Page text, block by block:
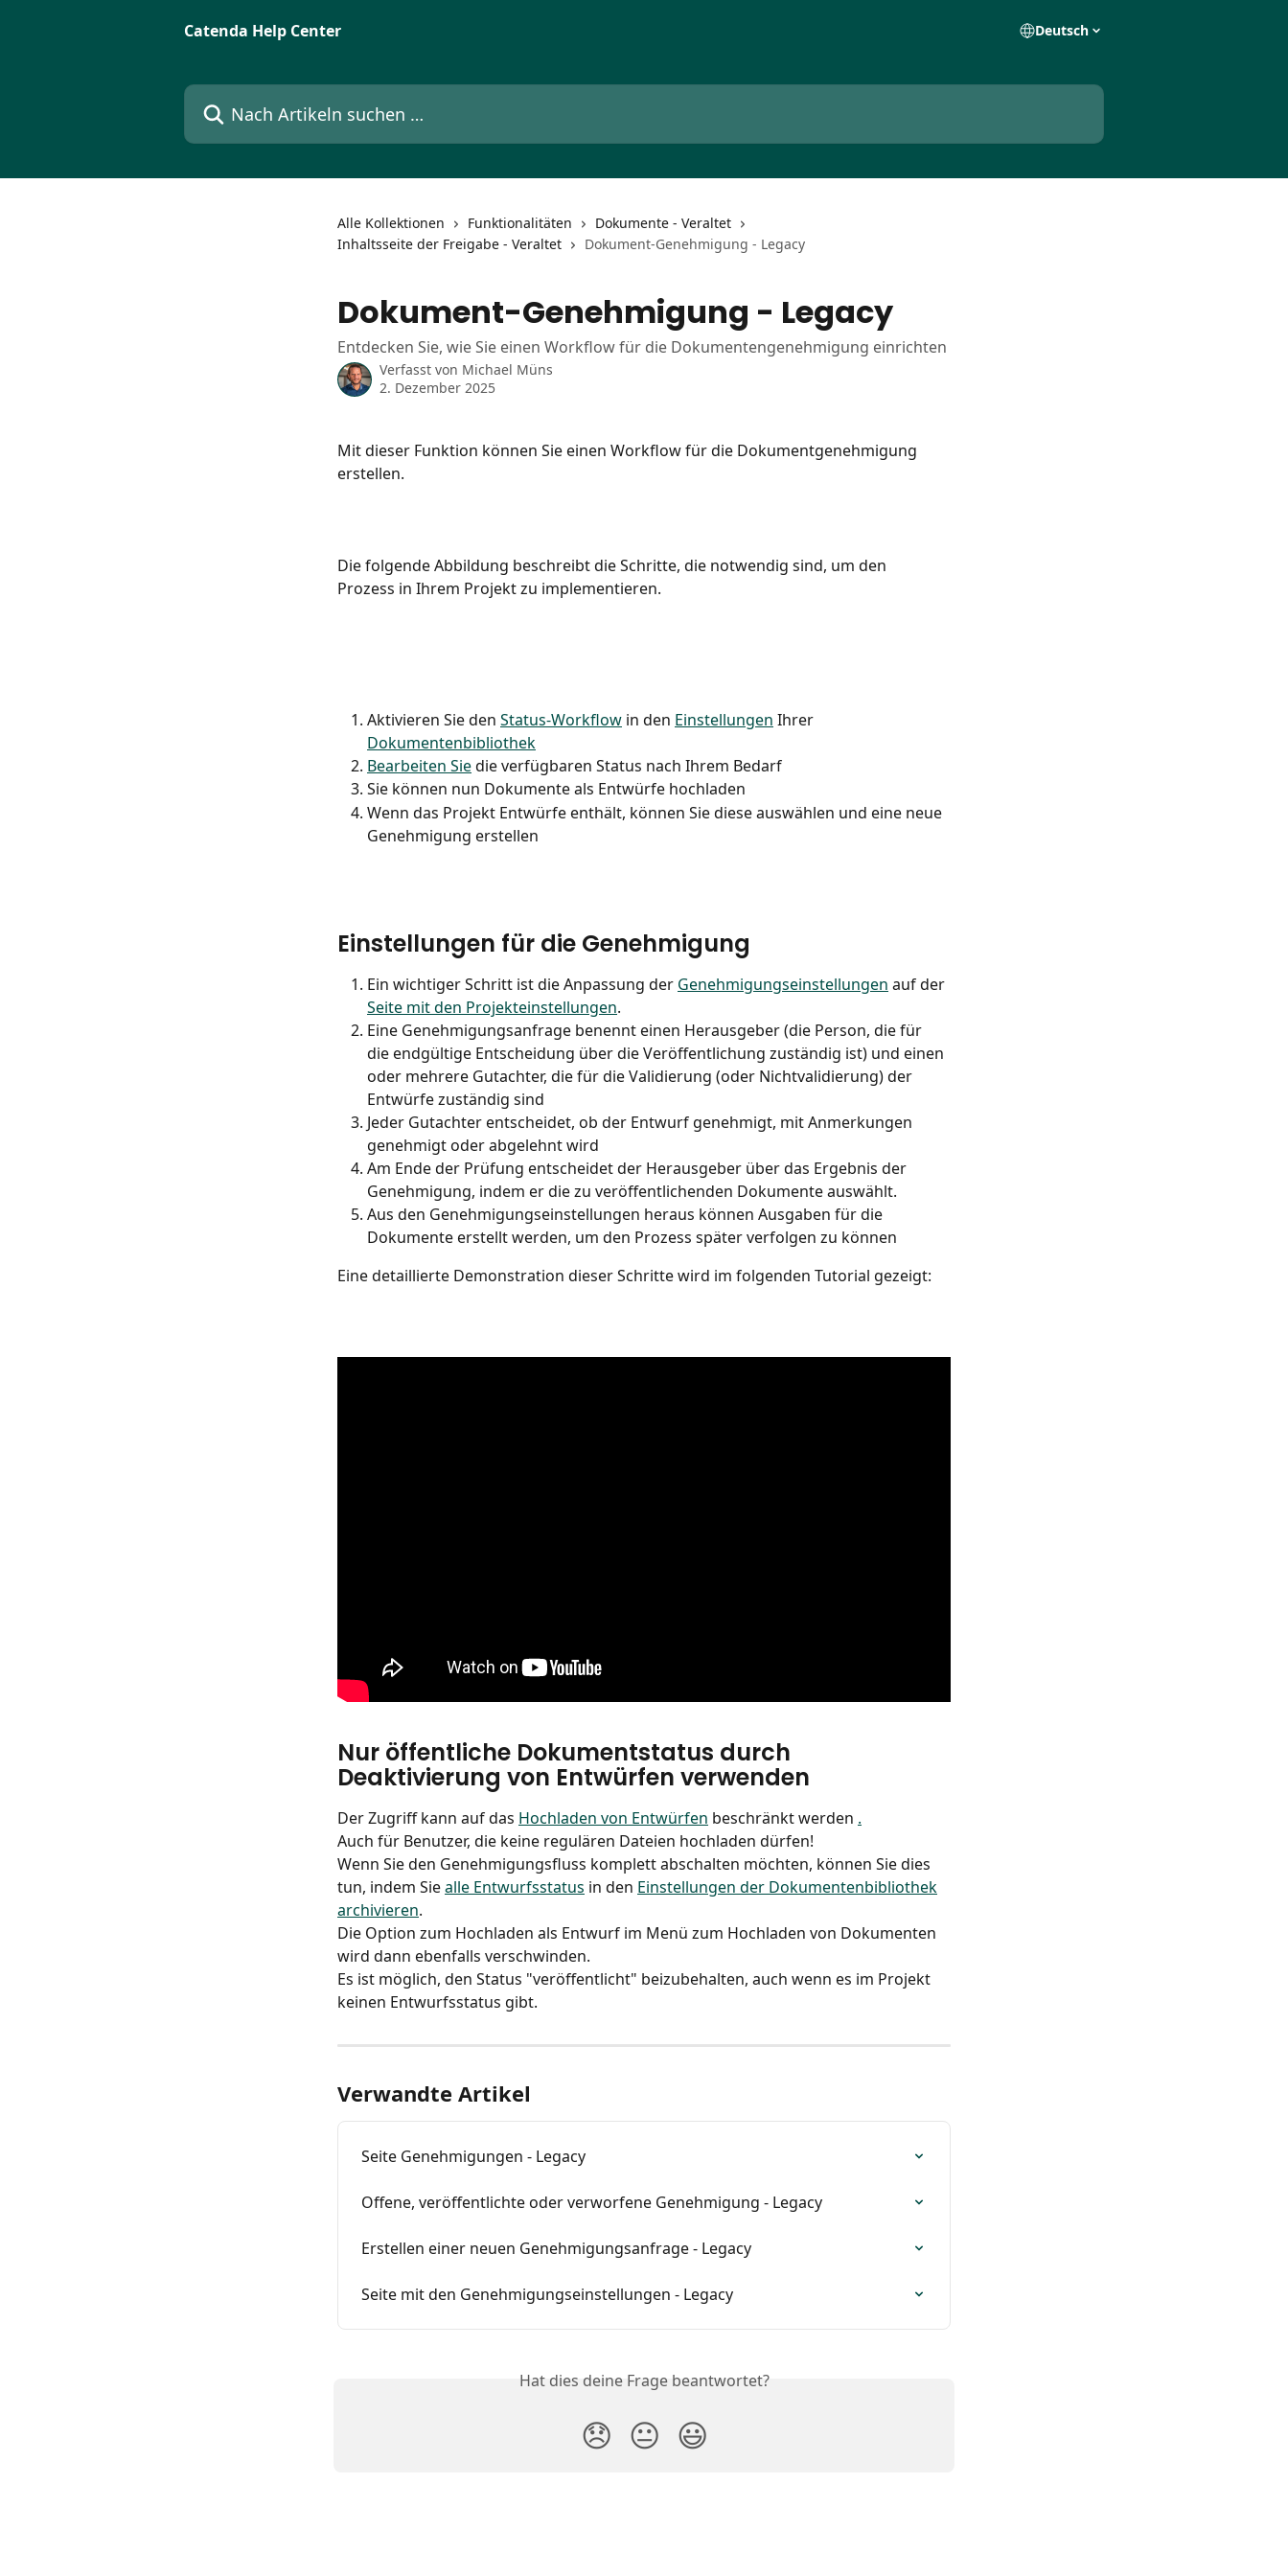
Catenda Help Center
Deutsch
Nach Artikeln suchen …
Alle Kollektionen Funktionalitäten
Dokumente - Veraltet
Inhaltsseite der Freigabe - Veraltet
Dokument-Genehmigung - Legacy
Dokument-Genehmigung - Legacy
Entdecken Sie, wie Sie einen Workflow für die Dokumentengenehmigung einrichten
Verfasst von Michael Müns
2. Dezember 2025
Mit dieser Funktion können Sie einen Workflow für die Dokumentgenehmigung
erstellen.
Die folgende Abbildung beschreibt die Schritte, die notwendig sind, um den
Prozess in Ihrem Projekt zu implementieren.
Aktivieren Sie den Status-Workflow in den Einstellungen Ihrer
Dokumentenbibliothek
Bearbeiten Sie die verfügbaren Status nach Ihrem Bedarf
Sie können nun Dokumente als Entwürfe hochladen
Wenn das Projekt Entwürfe enthält, können Sie diese auswählen und eine neue
Genehmigung erstellen
Einstellungen für die Genehmigung
Ein wichtiger Schritt ist die Anpassung der Genehmigungseinstellungen auf der
Seite mit den Projekteinstellungen.
Eine Genehmigungsanfrage benennt einen Herausgeber (die Person, die für
die endgültige Entscheidung über die Veröffentlichung zuständig ist) und einen
oder mehrere Gutachter, die für die Validierung (oder Nichtvalidierung) der
Entwürfe zuständig sind
Jeder Gutachter entscheidet, ob der Entwurf genehmigt, mit Anmerkungen
genehmigt oder abgelehnt wird
Am Ende der Prüfung entscheidet der Herausgeber über das Ergebnis der
Genehmigung, indem er die zu veröffentlichenden Dokumente auswählt.
Aus den Genehmigungseinstellungen heraus können Ausgaben für die
Dokumente erstellt werden, um den Prozess später verfolgen zu können
Eine detaillierte Demonstration dieser Schritte wird im folgenden Tutorial gezeigt:
Nur öffentliche Dokumentstatus durch
Deaktivierung von Entwürfen verwenden
Der Zugriff kann auf das Hochladen von Entwürfen beschränkt werden .
Auch für Benutzer, die keine regulären Dateien hochladen dürfen!
Wenn Sie den Genehmigungsfluss komplett abschalten möchten, können Sie dies
tun, indem Sie alle Entwurfsstatus in den Einstellungen der Dokumentenbibliothek
archivieren.
Die Option zum Hochladen als Entwurf im Menü zum Hochladen von Dokumenten
wird dann ebenfalls verschwinden.
Es ist möglich, den Status "veröffentlicht" beizubehalten, auch wenn es im Projekt
keinen Entwurfsstatus gibt.
Verwandte Artikel
Seite Genehmigungen - Legacy
Offene, veröffentlichte oder verworfene Genehmigung - Legacy
Erstellen einer neuen Genehmigungsanfrage - Legacy
Seite mit den Genehmigungseinstellungen - Legacy
Hat dies deine Frage beantwortet?
😞 😐 😃